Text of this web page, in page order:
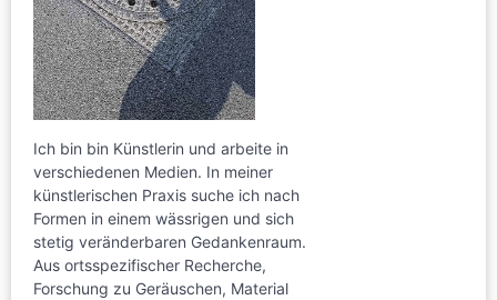
Ich bin bin Künstlerin und arbeite in
verschiedenen Medien. In meiner
künstlerischen Praxis suche ich nach
Formen in einem wässrigen und sich
stetig veränderbaren Gedankenraum.
Aus ortsspezifischer Recherche,
Forschung zu Geräuschen, Material